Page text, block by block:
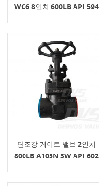
WC6 8인치 600LB API 594
단조강 게이트 밸브 2인치
800LB A105N SW API 602